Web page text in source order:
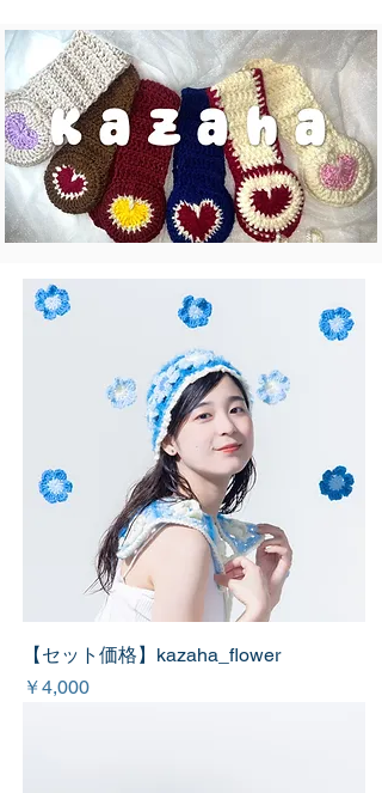
【セット価格】kazaha_flower
価格
￥4,000